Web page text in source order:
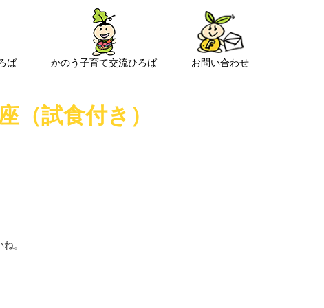
ば かのう子育て交流ひろば お問い合わせ
試食付き）
。